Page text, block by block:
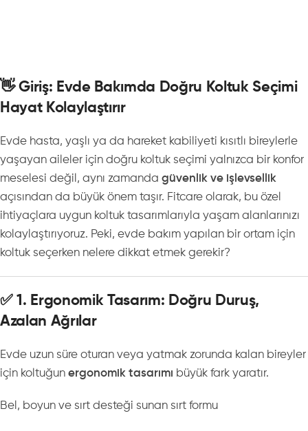
👋 Giriş: Evde Bakımda Doğru Koltuk Seçimi
Hayat Kolaylaştırır
Evde hasta, yaşlı ya da hareket kabiliyeti kısıtlı bireylerle
yaşayan aileler için doğru koltuk seçimi yalnızca bir konfor
meselesi değil, aynı zamanda güvenlik ve işlevsellik
açısından da büyük önem taşır. Fitcare olarak, bu özel
ihtiyaçlara uygun koltuk tasarımlarıyla yaşam alanlarınızı
kolaylaştırıyoruz. Peki, evde bakım yapılan bir ortam için
koltuk seçerken nelere dikkat etmek gerekir?
✅ 1. Ergonomik Tasarım: Doğru Duruş,
Azalan Ağrılar
Evde uzun süre oturan veya yatmak zorunda kalan bireyler
için koltuğun ergonomik tasarımı büyük fark yaratır.
Bel, boyun ve sırt desteği sunan sırt formu